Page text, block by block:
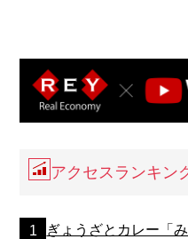
アクセスランキン
ぎょうざとカレー「